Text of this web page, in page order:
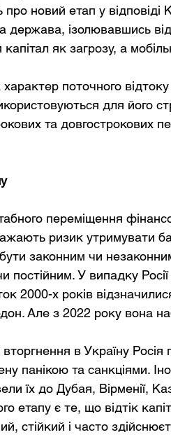
про новий етап у
держава, ізолювавшись
як загрозу, а
поточного відтоку
для його
та довгострокових
переміщення
ризик утримувати
законним чи
У випадку
2000-х років
Але з 2022 року вона
в Україну
панікою та санкціями.
їх до Дубая, Вірменії,
етапу є те, що відтік
стійкий і часто